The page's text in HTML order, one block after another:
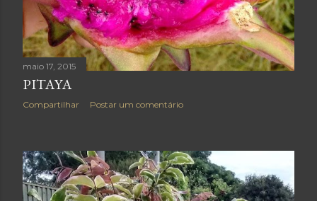
maio 17, 2015
PITAYA
Compartilhar Postar um comentário